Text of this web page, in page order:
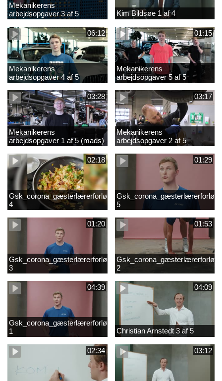
Mekanikerens
arbejdsopgaver 3 af 5
(lærepladssøgning)
Kim Bildsøe 1 af 4
06:12
Mekanikerens
arbejdsopgaver 4 af 5
(Frederik Vesti)
01:15
Mekanikerens
arbejdsopgaver 5 af 5
(Frederik Vesti)
03:28
Mekanikerens
arbejdsopgaver 1 af 5 (mads)
03:17
Mekanikerens
arbejdsopgaver 2 af 5
(magnus)
02:18
Gsk_corona_gæsterlærerforløb_Axelsen_del
4
01:29
5
01:20
Gsk_corona_gæsterlærerforløb_Axelsen_del
3
01:53
2
04:39
Gsk_corona_gæsterlærerforløb_Axelsen_del
1
04:09
Christian Arnstedt 3 af 5
02:34 03:12